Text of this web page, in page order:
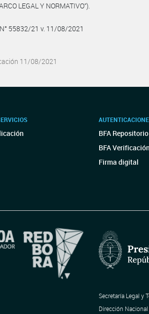
LEGAL Y NORMATIVO”).
55832/21 v. 11/08/2021
11/08/2021
BFA
BFA Verificación
Firma digital
Secretaría Legal y
Dirección